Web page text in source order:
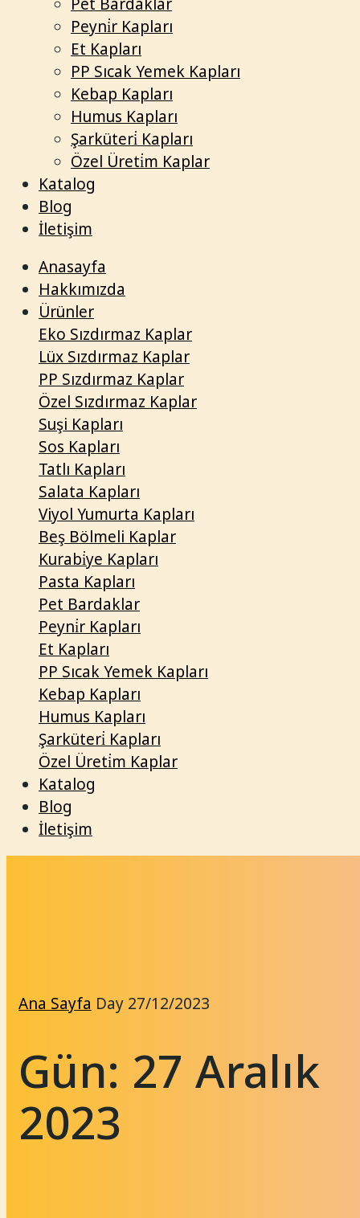
Peyni̇r Kapları
Et Kapları
PP Sıcak Yemek Kapları
Kebap Kapları
Humus Kapları
Şarküteri̇ Kapları
Özel Üreti̇m Kaplar
Katalog
Blog
İletişim
Anasayfa
Hakkımızda
Ürünler
Eko Sızdırmaz Kaplar
Lüx Sızdırmaz Kaplar
PP Sızdırmaz Kaplar
Özel Sızdırmaz Kaplar
Suşi Kapları
Sos Kapları
Tatlı Kapları
Salata Kapları
Viyol Yumurta Kapları
Beş Bölmeli Kaplar
Kurabi̇ye Kapları
Pasta Kapları
Pet Bardaklar
Peyni̇r Kapları
Et Kapları
PP Sıcak Yemek Kapları
Kebap Kapları
Humus Kapları
Şarküteri̇ Kapları
Özel Üreti̇m Kaplar
Katalog
Blog
İletişim
Ana Sayfa Day 27/12/2023
Gün: 27 Aralık
2023